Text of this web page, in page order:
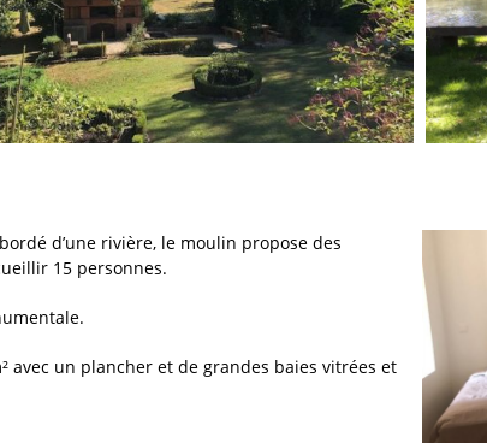
d’une rivière, le moulin propose des
15 personnes.
avec un plancher et de grandes baies vitrées et